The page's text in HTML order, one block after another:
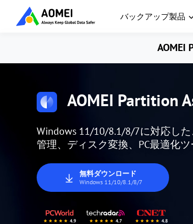
バックアップ製品
AOMEI
AOMEI Partition
Windows 11/10/8.1/8/7に対応し
管理、ディスク変換、PC最適化ツ
無料ダウンロード
Windows 11/10/8.1/8/7